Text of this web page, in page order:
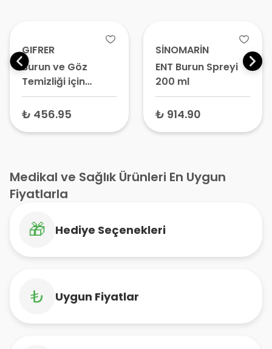
GIFRER
Burun ve Göz
Temizliği için
Fizyolojik Serum 5
ml x 20 Flakon –
İzotonik Tuzlu Su
₺ 456.95
SİNOMARİN
ENT Burun Spreyi
200 ml
₺ 914.90
Medikal ve Sağlık Ürünleri En Uygun
Fiyatlarla
🎁 Hediye Seçenekleri
₺ Uygun Fiyatlar